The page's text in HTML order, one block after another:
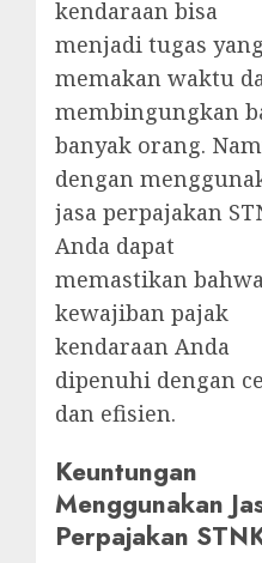
kendaraan bisa
menjadi tugas yang
memakan waktu
membingungkan
banyak orang.
dengan
jasa perpajakan
Anda dapat
memastikan
kewajiban pajak
kendaraan Anda
dipenuhi dengan
dan efisien.
Keuntungan
Menggunakan
Perpajakan